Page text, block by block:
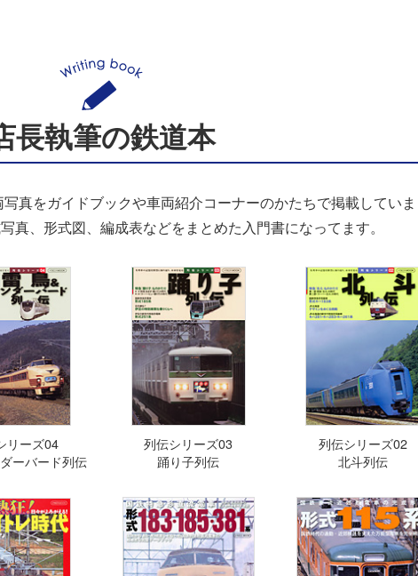
長執筆の鉄道本
真をガイドブックや車両紹介コーナーのかたちで掲載していま
真、形式図、編成表などをまとめた入門書になってます。
リーズ04
ーバード列伝
列伝シリーズ03
踊り子列伝
列伝シリーズ02
北斗列伝